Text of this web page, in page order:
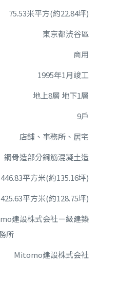
75.53米平方(約22.84坪)
東京都渋谷區
商用
1995年1月竣工
地上8層 地下1層
9戶
店舖、事務所、居宅
鋼骨造部分鋼筋混凝土造
446.83平方米(約135.16坪)
425.63平方米(約128.75坪)
建設株式会社ㄧ級建築
所
Mitomo建設株式会社